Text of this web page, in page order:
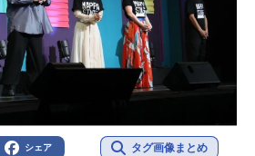
シェア タグ画像まとめ